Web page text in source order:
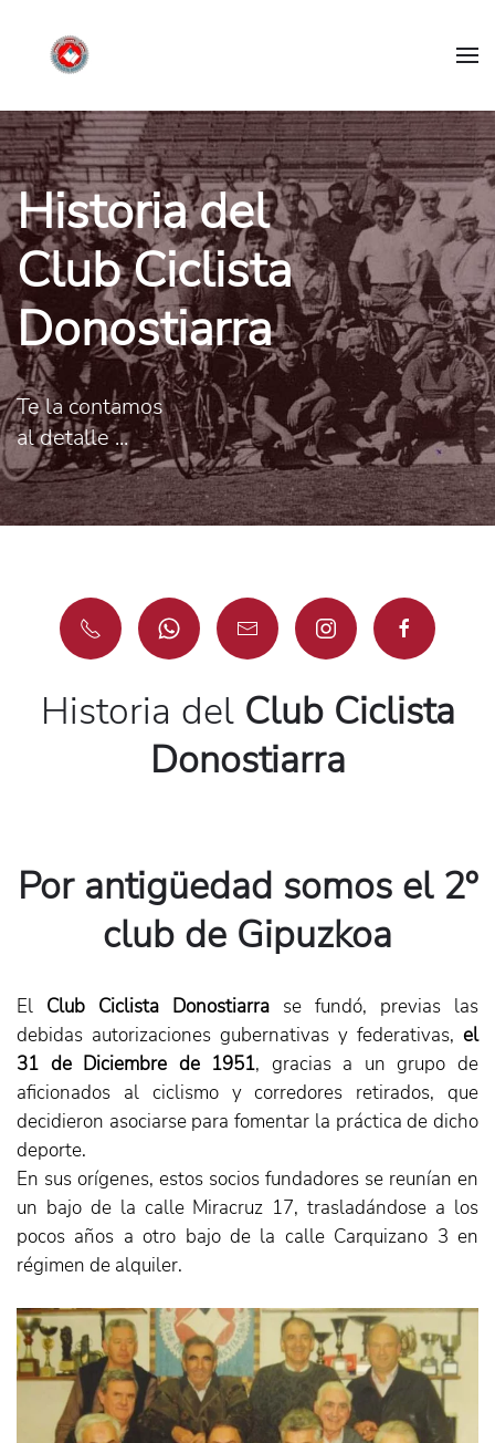
Historia del
Club Ciclista
Donostiarra
Te la contamos
al detalle ...
Historia del Club Ciclista
Donostiarra
Por antigüedad somos el 2º
club de Gipuzkoa
El Club Ciclista Donostiarra se fundó, previas las
debidas autorizaciones gubernativas y federativas, el
31 de Diciembre de 1951, gracias a un grupo de
aficionados al ciclismo y corredores retirados, que
decidieron asociarse para fomentar la práctica de dicho
deporte.
En sus orígenes, estos socios fundadores se reunían en
un bajo de la calle Miracruz 17, trasladándose a los
pocos años a otro bajo de la calle Carquizano 3 en
régimen de alquiler.